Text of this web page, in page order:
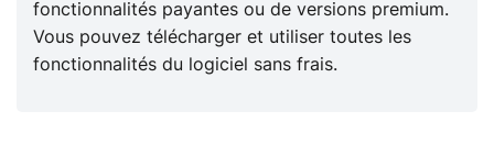
fonctionnalités payantes ou de versions premium.
Vous pouvez télécharger et utiliser toutes les
fonctionnalités du logiciel sans frais.